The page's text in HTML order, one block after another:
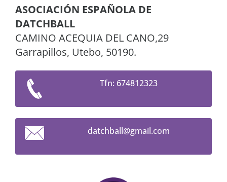
ASOCIACIÓN ESPAÑOLA DE
DATCHBALL
CAMINO ACEQUIA DEL CANO,29
Garrapillos, Utebo, 50190.
Tfn: 674812323
datchball@gmail.com